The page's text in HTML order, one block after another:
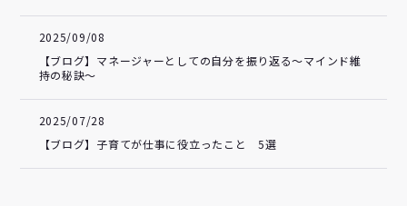
2025/09/08
【ブログ】マネージャーとしての自分を振り返る～マインド維
持の秘訣～
2025/07/28
【ブログ】子育てが仕事に役立ったこと 5選